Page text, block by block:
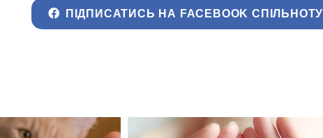
ПІДПИСАТИСЬ НА FACEBOOK СПІЛЬНОТУ